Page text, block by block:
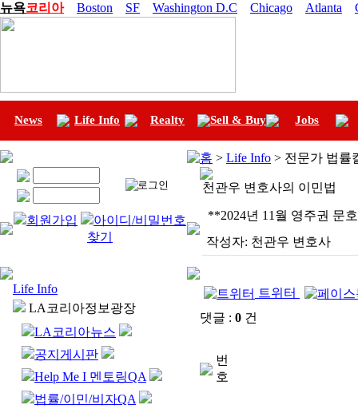
뉴욕코리아 Boston SF Washington D.C Chicago Atlanta
News Life Info Realty Sell & Buy Jobs
회원가입
아이디/비밀번호
찾기
Life Info
LA코리아정보광장
LA코리아뉴스
공지게시판
Help Me I 멘토링QA
법률/이민/비자QA
홈 > Life Info > 전문가 법률
천관우 변호사의 이민법
**2024년 11월 영주권 문호
작성자: 천관우 변호사
트위터
댓글 : 0 건
번
호